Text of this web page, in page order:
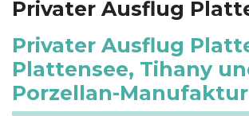
Privater Ausflug
Privater Ausflug
Plattensee, Tihany
Porzellan-